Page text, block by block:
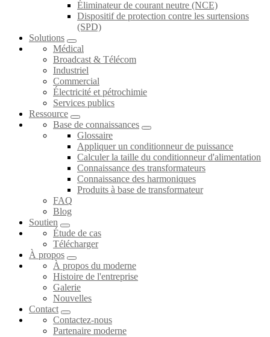
Éliminateur de courant neutre (NCE)
Dispositif de protection contre les surtensions
(SPD)
Solutions
Médical
Broadcast & Télécom
Industriel
Commercial
Électricité et pétrochimie
Services publics
Ressource
Base de connaissances
Glossaire
Appliquer un conditionneur de puissance
Calculer la taille du conditionneur d'alimentation
Connaissance des transformateurs
Connaissance des harmoniques
Produits à base de transformateur
FAQ
Blog
Soutien
Étude de cas
Télécharger
À propos
À propos du moderne
Histoire de l'entreprise
Galerie
Nouvelles
Contact
Contactez-nous
Partenaire moderne